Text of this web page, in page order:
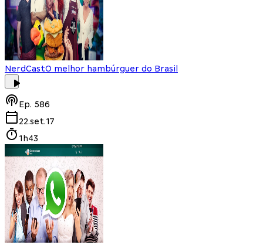
NerdCastO melhor hambúrguer do Brasil
Ep. 586
22.set.17
1h43